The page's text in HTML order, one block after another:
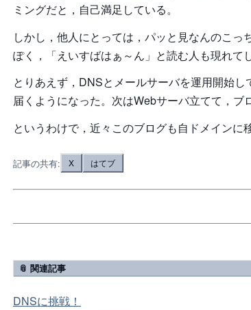
ミングだと，自己満足している。
しかし，他人にとっては，パッと見なんのこ
ぽく，「えいすばはぁ～ん」と読む人も現れて
とりあえず，DNSとメールサーバを運用開始
届くようになった。次はWebサーバ立てて，ブ
というわけで，近々このブログも自ドメインに
記事の共有: X はてブ
📎 関連記事
DNSに挑戦！